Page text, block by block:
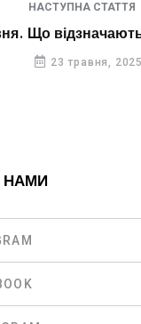
НАСТУПНА СТАТТЯ
Що
23 травня, 2025
НАМИ